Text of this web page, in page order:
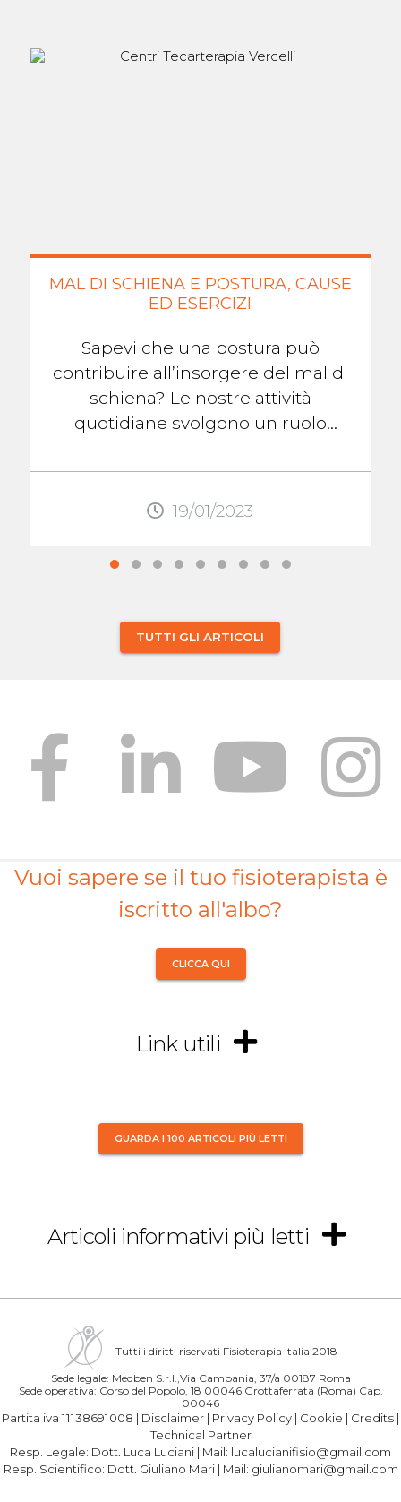
MAL DI SCHIENA E POSTURA, CAUSE
ED ESERCIZI
Sapevi che una postura può
contribuire all’insorgere del mal di
schiena? Le nostre attività
quotidiane svolgono un ruolo
colonna ...
19/01/2023
TUTTI GLI ARTICOLI
Vuoi sapere se il tuo fisioterapista è
iscritto all'albo?
CLICCA QUI
Link utili
GUARDA I 100 ARTICOLI PIÙ LETTI
Articoli informativi più letti
Tutti i diritti riservati Fisioterapia Italia 2018
Sede legale: Medben S.r.l.,Via Campania, 37/a 00187 Roma
Sede operativa: Corso del Popolo, 18 00046 Grottaferrata (Roma) Cap.
00046
Partita iva 11138691008 | Disclaimer | Privacy Policy | Cookie | Credits |
Technical Partner
Resp. Legale: Dott. Luca Luciani | Mail: lucalucianifisio@gmail.com
Resp. Scientifico: Dott. Giuliano Mari| Mail: giulianomari@gmail.com